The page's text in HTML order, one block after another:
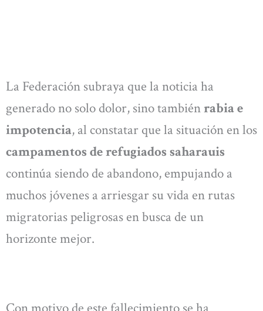
La Federación subraya que la noticia ha
generado no solo dolor, sino tambiénrabia e
impotencia, al constatar que la situación en los
campamentos de refugiados saharauis
continúa siendo de abandono, empujando a
muchos jóvenes a arriesgar su vida en rutas
migratorias peligrosas en busca de un
horizonte mejor.